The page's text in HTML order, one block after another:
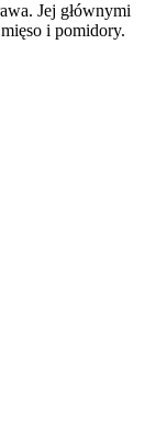
Jej głównymi
i pomidory.